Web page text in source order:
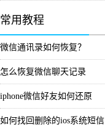
常用教程
微信通讯录如何恢复？
怎么恢复微信聊天记录
iphone微信好友如何还原
如何找回删除的ios系统短信